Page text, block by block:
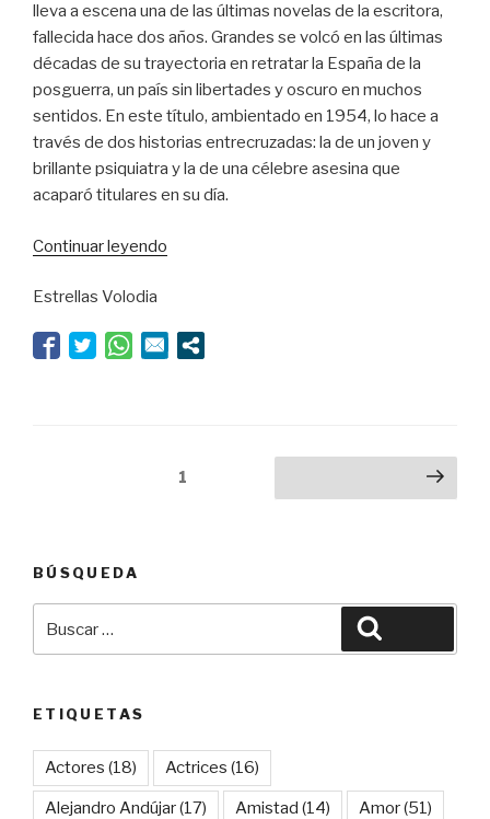
lleva a escena una de las últimas novelas de la escritora,
fallecida hace dos años. Grandes se volcó en las últimas
décadas de su trayectoria en retratar la España de la
posguerra, un país sin libertades y oscuro en muchos
sentidos. En este título, ambientado en 1954, lo hace a
través de dos historias entrecruzadas: la de un joven y
brillante psiquiatra y la de una célebre asesina que
acaparó titulares en su día.
Continuar leyendo
Estrellas Volodia
1 Siguiente página
BÚSQUEDA
ETIQUETAS
Actores (18) Actrices (16)
Alejandro Andújar(17) Amistad (14) Amor(51)